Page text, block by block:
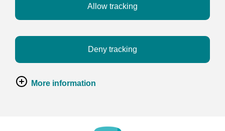
Allow tracking
Deny tracking
More information